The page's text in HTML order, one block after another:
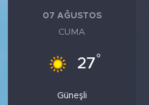
07 AĞUSTOS
CUMA
27°
Güneşli
FOTO GALERİ
VİDEOLAR
ALINTI YAZARLAR